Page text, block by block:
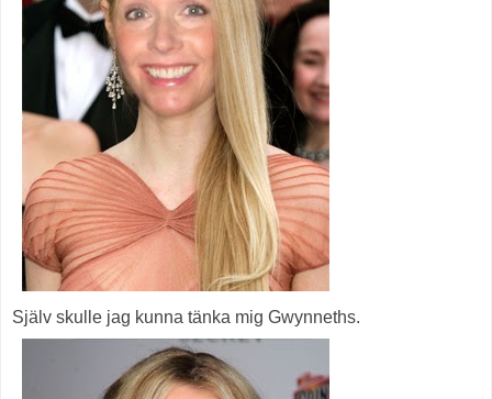
Själv skulle jag kunna tänka mig Gwynneths.